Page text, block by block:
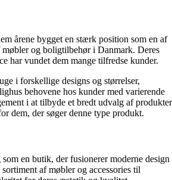
årene bygget en stærk position som en af
møbler og boligtilbehør i Danmark. Deres
har vundet dem mange tilfredse kunder.
i forskellige designs og størrelser,
behovene hos kunder med varierende
i at tilbyde et bredt udvalg af produkter
dem, der søger denne type produkt.
en butik, der fusionerer moderne design
af møbler og accessories til